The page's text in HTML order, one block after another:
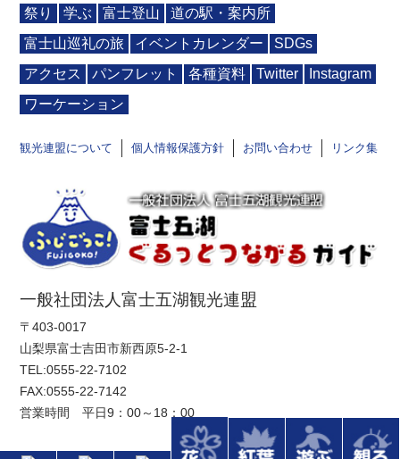
祭り
学ぶ 富士登山
道の駅・案内所
富士山巡礼の旅
イベントカレンダー
SDGs
アクセス
パンフレット 各種資料 Twitter
Instagram
ワーケーション
観光連盟について 個人情報保護方針 お問い合わせ リンク集
一般社団法人富士五湖観光連盟
〒403-0017
山梨県富士吉田市新西原5-2-1
TEL:0555-22-7102
FAX:0555-22-7142
営業時間 平日9：00～18：00